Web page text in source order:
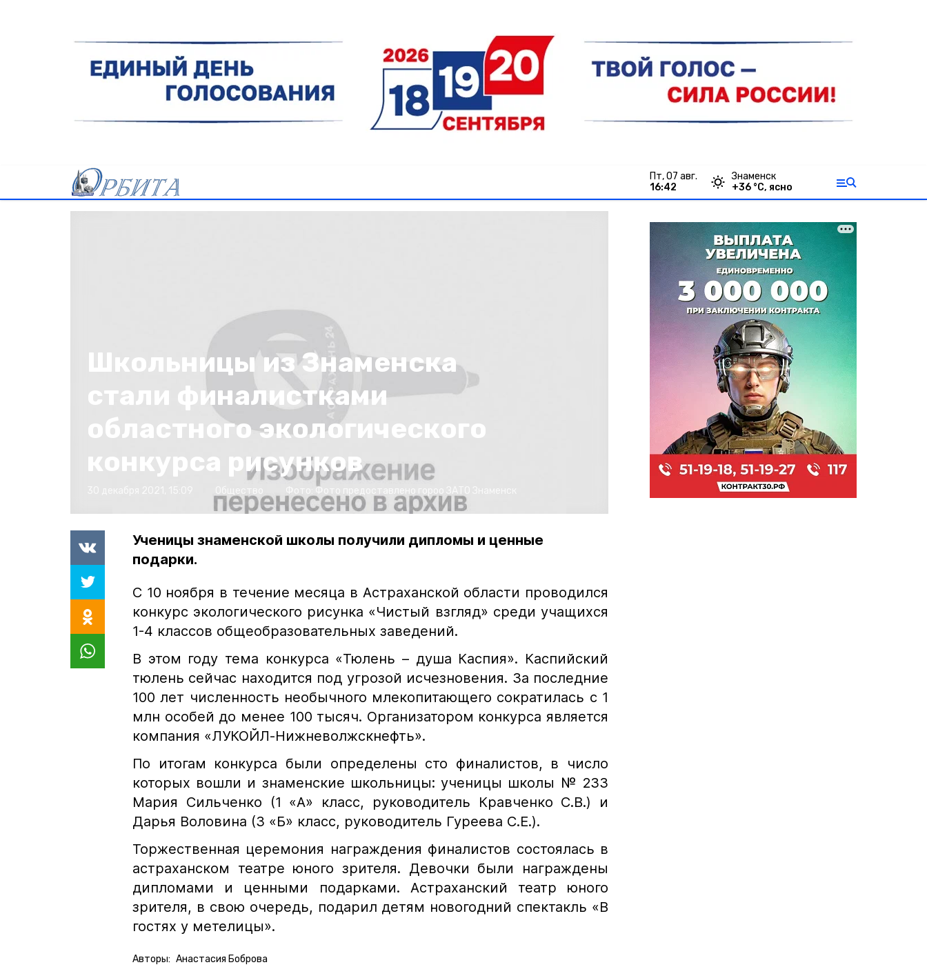
пт, 07 авг.
16:42
Знаменск
+36 °С, ясно
Школьницы из Знаменска
стали финалистками
областного экологического
конкурса рисунков
Общество Фото: Фото предоставлено гороо ЗАТО Знаменск
Ученицы знаменской школы получили дипломы и ценные
подарки.
С 10 ноября в течение месяца в Астраханской области проводился
конкурс экологического рисунка «Чистый взгляд» среди учащихся
1-4 классов общеобразовательных заведений.
В этом году тема конкурса «Тюлень – душа Каспия». Каспийский
тюлень сейчас находится под угрозой исчезновения. За последние
100 лет численность необычного млекопитающего сократилась с 1
млн особей до менее 100 тысяч. Организатором конкурса является
компания «ЛУКОЙЛ-Нижневолжскнефть».
По итогам конкурса были определены сто финалистов, в число
которых вошли и знаменские школьницы: ученицы школы № 233
Мария Сильченко (1 «А» класс, руководитель Кравченко С.В.) и
Дарья Воловина (3 «Б» класс, руководитель Гуреева С.Е.).
Торжественная церемония награждения финалистов состоялась в
астраханском театре юного зрителя. Девочки были награждены
дипломами и ценными подарками. Астраханский театр юного
зрителя, в свою очередь, подарил детям новогодний спектакль «В
гостях у метелицы».
Авторы: Анастасия Боброва